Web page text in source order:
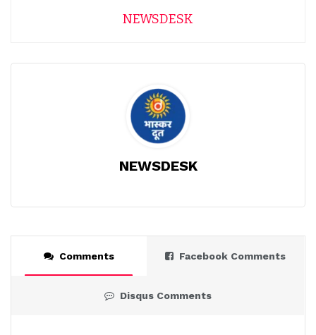
NEWSDESK
NEWSDESK
Comments Facebook Comments
Disqus Comments